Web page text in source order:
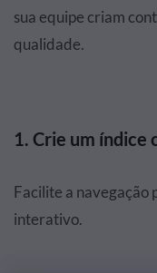
sua equipe criam
qualidade.
1. Crie um índice
Facilite a navegação
interativo.